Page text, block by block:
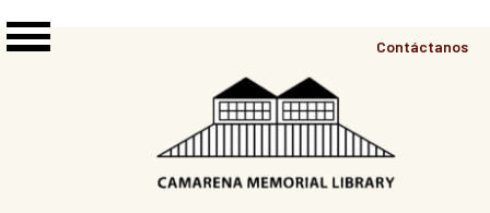
Top
Menu
Contáctanos